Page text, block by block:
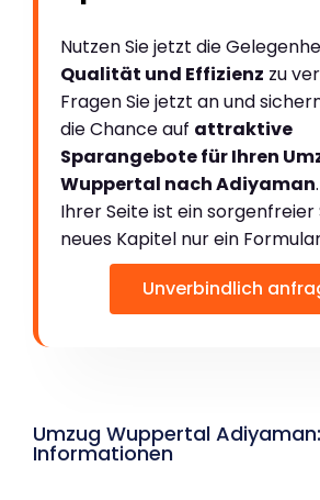
Nutzen Sie jetzt die
Qualität und Effizienz zu
Fragen Sie jetzt an und
die Chance auf attraktive
Sparangebote für Ihren
Wuppertal nach Adiyaman
Ihrer Seite ist ein
neues Kapitel nur ein
Unverbindlich
Umzug Wuppertal
Informationen